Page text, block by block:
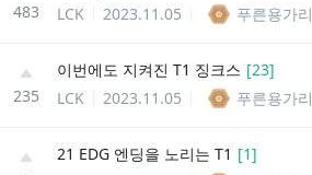
483
LCK
2023.11.05 푸른용가리
235
이번에도 지켜진 T1 징크스 [23]
LCK
2023.11.05 푸른용가리
21 EDG 엔딩을 노리는 T1 [1]